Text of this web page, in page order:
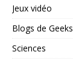
Jeux vidéo
Blogs de Geeks
Sciences